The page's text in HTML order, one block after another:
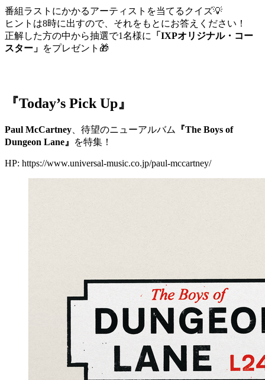
番組ラストにかかるアーティストを当てるクイズ💡
ヒントは8時に出すので、それをもとにお答えください！
正解した方の中から抽選で1名様に
「IXPオリジナル・コー
スター」 をプレゼント🎁
『Today’s Pick Up』
Paul McCartney、待望のニューアルバム 『The Boys of
Dungeon Lane』
を特集！
HP: https://www.universal-music.co.jp/paul-mccartney/